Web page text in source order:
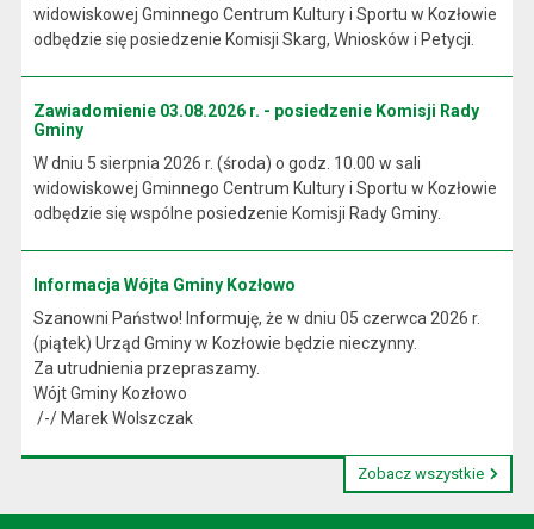
widowiskowej Gminnego Centrum Kultury i Sportu w Kozłowie
odbędzie się posiedzenie Komisji Skarg, Wniosków i Petycji.
Zawiadomienie 03.08.2026 r. - posiedzenie Komisji Rady
Gminy
W dniu 5 sierpnia 2026 r. (środa) o godz. 10.00 w sali
widowiskowej Gminnego Centrum Kultury i Sportu w Kozłowie
odbędzie się wspólne posiedzenie Komisji Rady Gminy.
Informacja Wójta Gminy Kozłowo
Szanowni Państwo! Informuję, że w dniu 05 czerwca 2026 r.
(piątek) Urząd Gminy w Kozłowie będzie nieczynny.
Za utrudnienia przepraszamy.
Wójt Gminy Kozłowo
/-/ Marek Wolszczak
Zobacz wszystkie